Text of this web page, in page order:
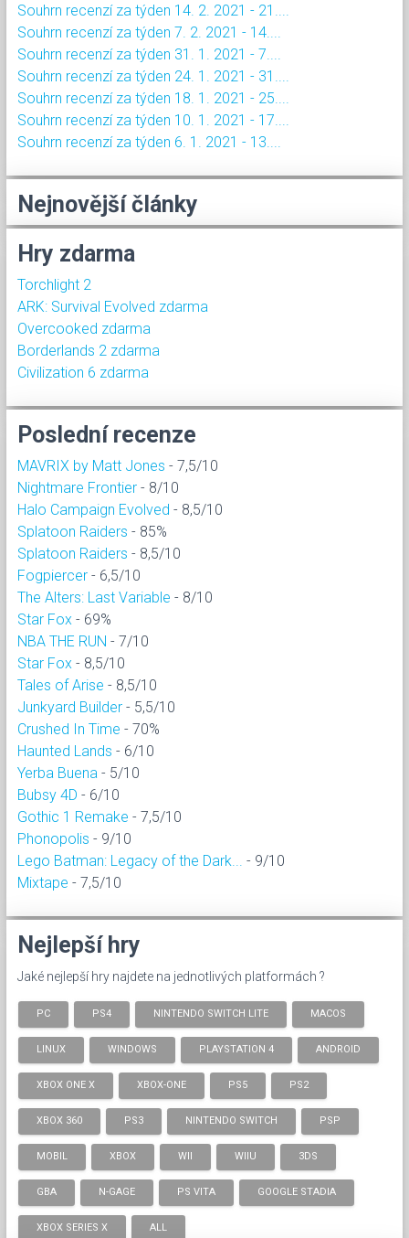
Souhrn recenzí za týden 14. 2. 2021 - 21....
Souhrn recenzí za týden 7. 2. 2021 - 14....
Souhrn recenzí za týden 31. 1. 2021 - 7....
Souhrn recenzí za týden 24. 1. 2021 - 31....
Souhrn recenzí za týden 18. 1. 2021 - 25....
Souhrn recenzí za týden 10. 1. 2021 - 17....
Souhrn recenzí za týden 6. 1. 2021 - 13....
Nejnovější články
Hry zdarma
Torchlight 2
ARK: Survival Evolved zdarma
Overcooked zdarma
Borderlands 2 zdarma
Civilization 6 zdarma
Poslední recenze
MAVRIX by Matt Jones - 7,5/10
Nightmare Frontier - 8/10
Halo Campaign Evolved - 8,5/10
Splatoon Raiders - 85%
Splatoon Raiders - 8,5/10
Fogpiercer - 6,5/10
The Alters: Last Variable - 8/10
Star Fox - 69%
NBA THE RUN - 7/10
Star Fox - 8,5/10
Tales of Arise - 8,5/10
Junkyard Builder - 5,5/10
Crushed In Time - 70%
Haunted Lands - 6/10
Yerba Buena - 5/10
Bubsy 4D - 6/10
Gothic 1 Remake - 7,5/10
Phonopolis - 9/10
Lego Batman: Legacy of the Dark...
- 9/10
Mixtape - 7,5/10
Nejlepší hry
Jaké nejlepší hry najdete na jednotlivých platformách ?
PC PS4 NINTENDO SWITCH LITE MACOS
LINUX WINDOWS PLAYSTATION 4 ANDROID
XBOX ONE X XBOX-ONE PS5 PS2
XBOX 360 PS3 NINTENDO SWITCH PSP
MOBIL XBOX WII WIIU 3DS
GBA N-GAGE PS VITA GOOGLE STADIA
XBOX SERIES X ALL